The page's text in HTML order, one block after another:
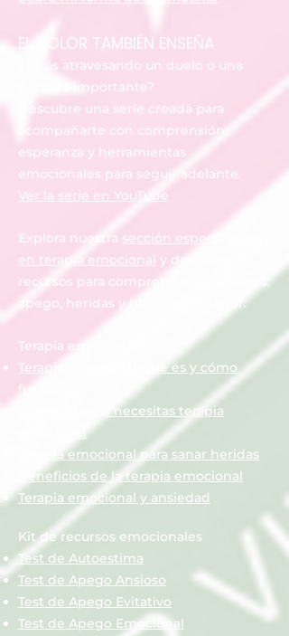
EL DOLOR TAMBIÉN ENSEÑA
¿Estás atravesando un duelo o una
pérdida importante?
Descubre una serie creada para
acompañarte con comprensión,
esperanza y herramientas
emocionales para seguir adelante.
Ver la serie en YouTube
Explora nuestra sección especializada
en terapia emocional y descubre
recursos para comprender emociones,
apego, heridas y bienestar interior.
Terapia emocional
Terapia emocional: qué es y cómo
funciona
Cómo saber si necesitas terapia
emocional
Terapia emocional para sanar heridas
Beneficios de la terapia emocional
Terapia emocional y ansiedad
Kit de recursos emocionales
Test de Autoestima
Test de Apego Ansioso
Test de Apego Evitativo
Test de Apego Emocional